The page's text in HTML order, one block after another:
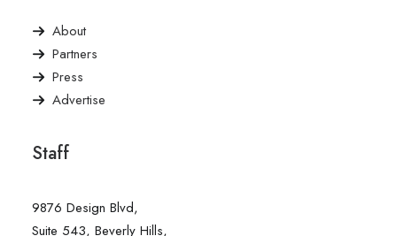
About
Partners
Press
Advertise
Staff
9876 Design Blvd,
Suite 543, Beverly Hills,